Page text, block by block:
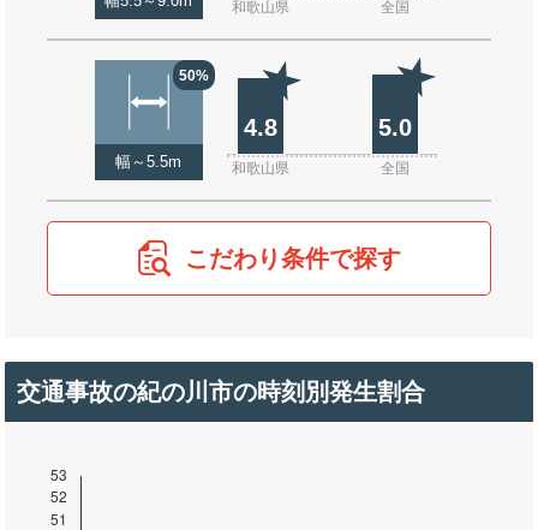
和歌山県 全国
50%
幅～5.5m
4.8 5.0
和歌山県 全国
こだわり条件で探す
交通事故の紀の川市の時刻別発生割合